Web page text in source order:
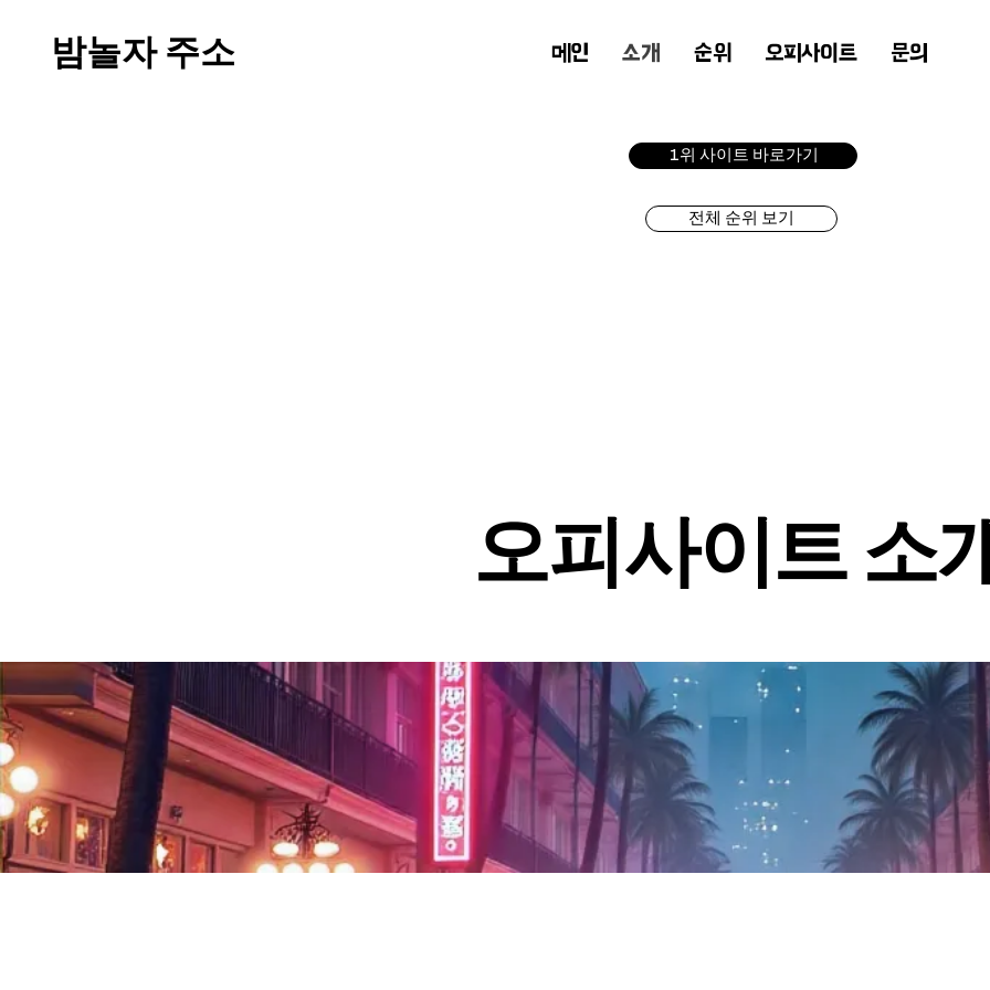
밤놀자 주소 메인 소개 순위 오피사이트 문의
1위 사이트 바로가기
전체 순위 보기
오피사이트 소